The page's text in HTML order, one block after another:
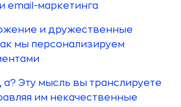
email-маркетинга
и дружественные
мы персонализируем
Эту мысль вы транслируете
им некачественные